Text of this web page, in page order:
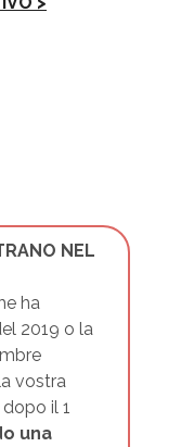
NEL
ha
2019 o la
vostra
il 1
una